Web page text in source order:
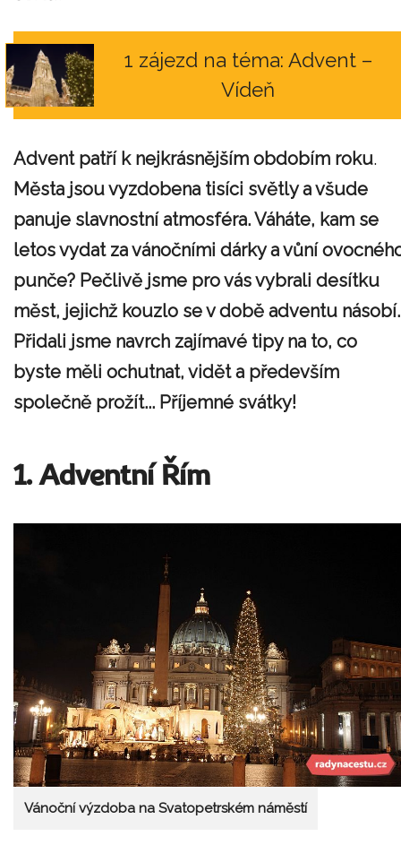
1 zájezd na téma: Advent –
Vídeň
Advent patří k nejkrásnějším obdobím roku.
Města jsou vyzdobena tisíci světly a všude
panuje slavnostní atmosféra. Váháte, kam se
letos vydat za vánočními dárky a vůní
punče? Pečlivě jsme pro vás vybrali desítku
měst, jejichž kouzlo se v době adventu násobí.
Přidali jsme navrch zajímavé tipy na to, co
byste měli ochutnat, vidět a především
společně prožít... Příjemné svátky!
1. Adventní Řím
Vánoční výzdoba na Svatopetrském náměstí